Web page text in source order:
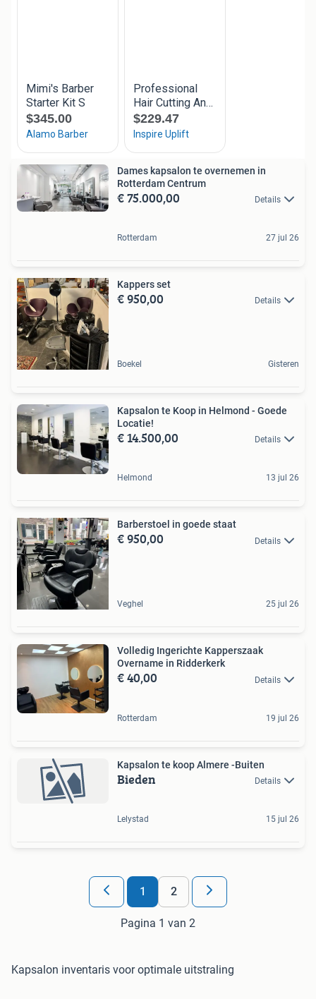
Dames kapsalon te overnemen in
Rotterdam Centrum
€ 75.000,00 Details
Rotterdam 27 jul 26
Kappers set
€ 950,00 Details
Boekel Gisteren
Kapsalon te Koop in Helmond - Goede
Locatie!
€ 14.500,00 Details
Helmond 13 jul 26
Barberstoel in goede staat
€ 950,00 Details
Veghel 25 jul 26
Volledig Ingerichte Kapperszaak
Overname in Ridderkerk
€ 40,00 Details
Rotterdam 19 jul 26
Kapsalon te koop Almere -Buiten
Bieden Details
Lelystad 15 jul 26
1 2
Pagina 1 van 2
Kapsalon inventaris voor optimale uitstraling